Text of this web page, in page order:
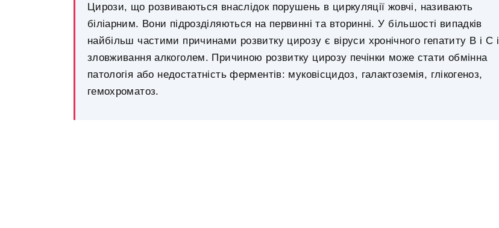
Цирози, що розвиваються внаслідок порушень в циркуляції жовчі, називають
біліарним. Вони підрозділяються на первинні та вторинні. У більшості випадків
найбільш частими причинами розвитку цирозу є віруси хронічного гепатиту B і C і
зловживання алкоголем. Причиною розвитку цирозу печінки може стати обмінна
патологія або недостатність ферментів: муковісцидоз, галактоземія, глікогеноз,
гемохроматоз.